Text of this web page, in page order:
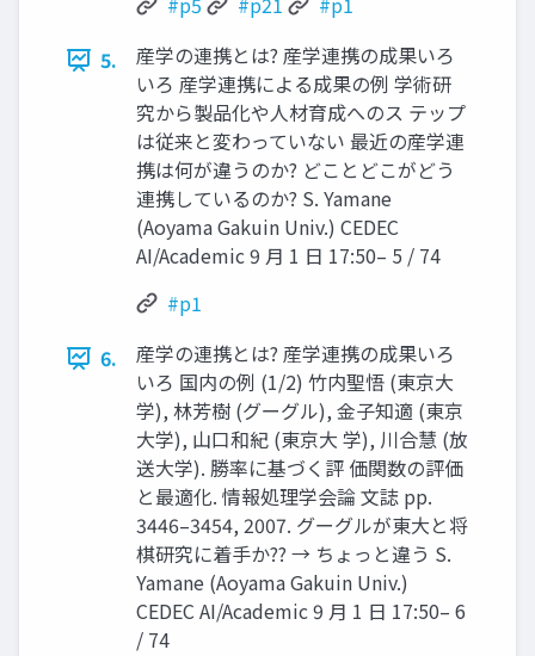
5.
産学の連携とは? 産学連携の成果いろ
いろ 産学連携による成果の例 学術研
究から製品化や人材育成へのス テップ
は従来と変わっていない 最近の産学連
携は何が違うのか? どことどこがどう
連携しているのか? S. Yamane
(Aoyama Gakuin Univ.) CEDEC
AI/Academic 9 月 1 日 17:50– 5 / 74
#p1
6.
産学の連携とは? 産学連携の成果いろ
いろ 国内の例 (1/2) 竹内聖悟 (東京大
学), 林芳樹 (グーグル), 金子知適 (東京
大学), 山口和紀 (東京大 学), 川合慧 (放
送大学). 勝率に基づく評 価関数の評価
と最適化. 情報処理学会論 文誌 pp.
3446–3454, 2007. グーグルが東大と将
棋研究に着手か?? → ちょっと違う S.
Yamane (Aoyama Gakuin Univ.)
CEDEC AI/Academic 9 月 1 日 17:50– 6
/ 74